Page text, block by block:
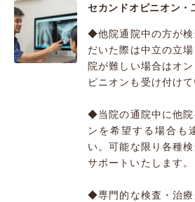
セカンドオピニオン・
◆他院通院中の方が検
だいた際は中立の立
院が難しい場合はオ
ピニオンも受け付けて
◆当院の通院中に他院
ンを希望する場合も
い。可能な限り各種
サポートいたします。
◆専門的な検査・治療